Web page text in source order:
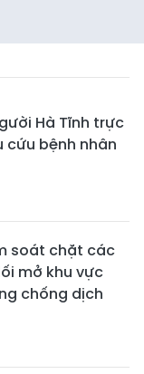
Hà Tĩnh trực
cứu bệnh nhân
soát chặt các
mở khu vực
chống dịch